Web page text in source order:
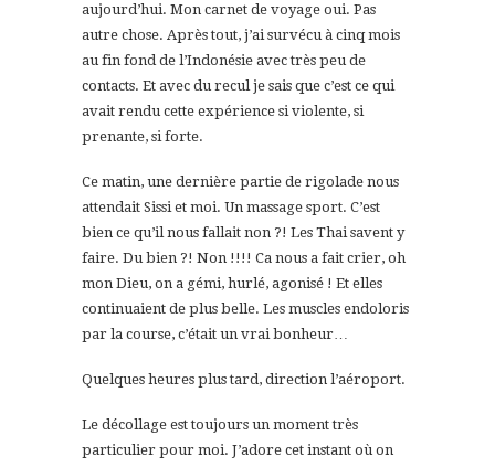
aujourd’hui. Mon carnet de voyage oui. Pas
autre chose. Après tout, j’ai survécu à cinq mois
au fin fond de l’Indonésie avec très peu de
contacts. Et avec du recul je sais que c’est ce qui
avait rendu cette expérience si violente, si
prenante, si forte.
Ce matin, une dernière partie de rigolade nous
attendait Sissi et moi. Un massage sport. C’est
bien ce qu’il nous fallait non ?! Les Thai savent y
faire. Du bien ?! Non !!!! Ca nous a fait crier, oh
mon Dieu, on a gémi, hurlé, agonisé ! Et elles
continuaient de plus belle. Les muscles endoloris
par la course, c’était un vrai bonheur…
Quelques heures plus tard, direction l’aéroport.
Le décollage est toujours un moment très
particulier pour moi. J’adore cet instant où on